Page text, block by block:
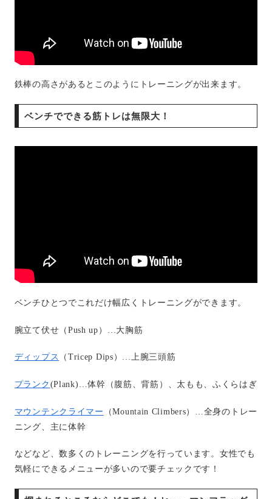
鉄棒の高さがあるとこのようにトレーニングが出来ます。
ベンチでできる筋トレは無限大！
ベンチひとつでこれだけ幅広くトレーニングができます。
腕立て伏せ（Push up）…大胸筋
ディップス （Tricep Dips）…上腕三頭筋
プランク (Plank)…体幹（腹筋、背筋）、太もも、ふくらはぎ
マウンテンクライマー
（Mountain Climbers）…全身のトレー
ニング、主に体幹
などなど、数多くのトレーニングを行っています。女性でも
気軽にできるメニューが多いので要チェックです！